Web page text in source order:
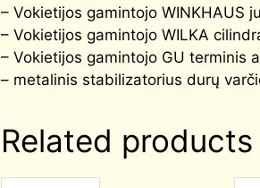
– Vokietijos gamintojo WINKHAUS
– Vokietijos gamintojo WILKA
– Vokietijos gamintojo GU terminis
– metalinis stabilizatorius durų
Related products